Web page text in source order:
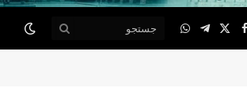
Facebook
X
(Twitter)
Telegram
WhatsApp